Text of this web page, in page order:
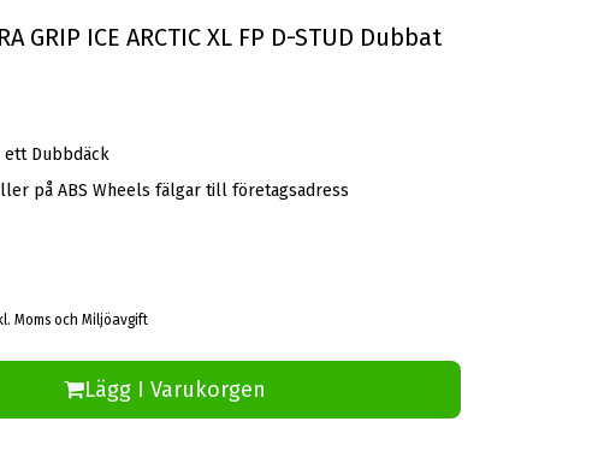
GRIP ICE ARCTIC XL FP D-STUD Dubbat
ett Dubbdäck
på ABS Wheels fälgar till företagsadress
Moms och Miljöavgift
Lägg I Varukorgen